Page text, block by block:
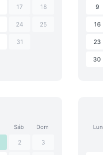
17 18
24 25
31
9
16
23
30
Sáb Dom
2 3
Lun